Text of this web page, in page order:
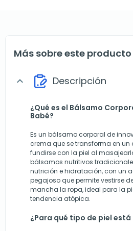
Más sobre este producto
expand_more Descripción
¿Qué es el Bálsamo
Babé?
Es un bálsamo corporal de
crema que se transforma en un
fundirse con la piel al
bálsamos nutritivos
nutrición e hidratación, con un
pegajoso que permite vestirse
mancha la ropa, ideal para la
tendencia atópica.
¿Para qué tipo de piel